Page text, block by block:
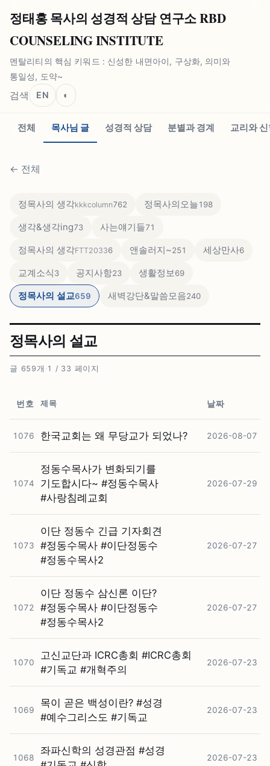
정태홍 목사의 성경적 상담 연구소 RBD
COUNSELING INSTITUTE
멘탈리티의 핵심 키워드 : 신성한 내면아이, 구상화, 의미와
통일성, 도약~
검색 EN ◐
전체 목사님 글 성경적 상담 분별과 경계 교리와
← 전체
정목사의 생각kkkcolumn762 정목사의오늘198
생각&생각ing73 사는얘기들71
정목사의 생각FTT20336 앤솔러지~251 세상만사6
교계소식3 공지사항23 생활정보69
정목사의 설교659 새벽강단&말씀모음240
정목사의 설교
글 659개 · 1 / 33 페이지
번호 제목 날짜
1076 한국교회는 왜 무당교가 되었나? 2026-08-07
1074
정동수목사가 변화되기를
기도합시다~ #⁠정동수목사
#⁠사랑침례교회
2026-07-29
1073
이단 정동수 긴급 기자회견
#⁠정동수목사 #⁠이단정동수
#⁠정동수목사2
2026-07-27
1072
이단 정동수 삼신론 이단?
#⁠정동수목사 #⁠이단정동수
#⁠정동수목사2
2026-07-27
1070
고신교단과 ICRC총회 #⁠ICRC총회
#⁠기독교 #⁠개혁주의
2026-07-23
1069
목이 곧은 백성이란? #⁠성경
#⁠예수그리스도 #⁠기독교
2026-07-23
1068
좌파신학의 성경관점 #⁠성경
2026-07-23